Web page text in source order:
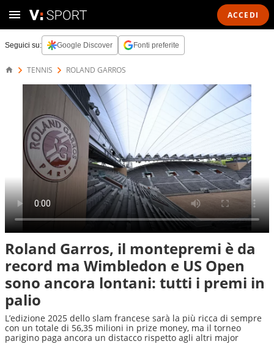
ACCEDI
Seguici su: Google Discover Fonti preferite
TENNIS ROLAND GARROS
Roland Garros, il montepremi è da
record ma Wimbledon e US Open
sono ancora lontani: tutti i premi in
palio
L’edizione 2025 dello slam francese sarà la più ricca di sempre
con un totale di 56,35 milioni in prize money, ma il torneo
parigino paga ancora un distacco rispetto agli altri major